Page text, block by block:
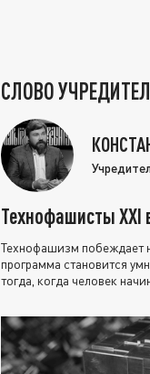
СЛОВО
Технофашисты XXI
Технофашизм побеждает
программа становится
тогда, когда человек